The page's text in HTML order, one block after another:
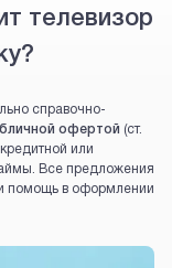
телевизор
справочно-
офертой (ст.
или
Все предложения
помощь в оформлении